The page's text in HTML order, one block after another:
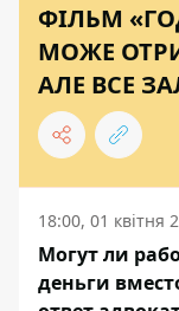
ФІЛЬМ
МОЖЕ
АЛЕ ВСЕ
18:00, 01 квітня
Могут ли
деньги